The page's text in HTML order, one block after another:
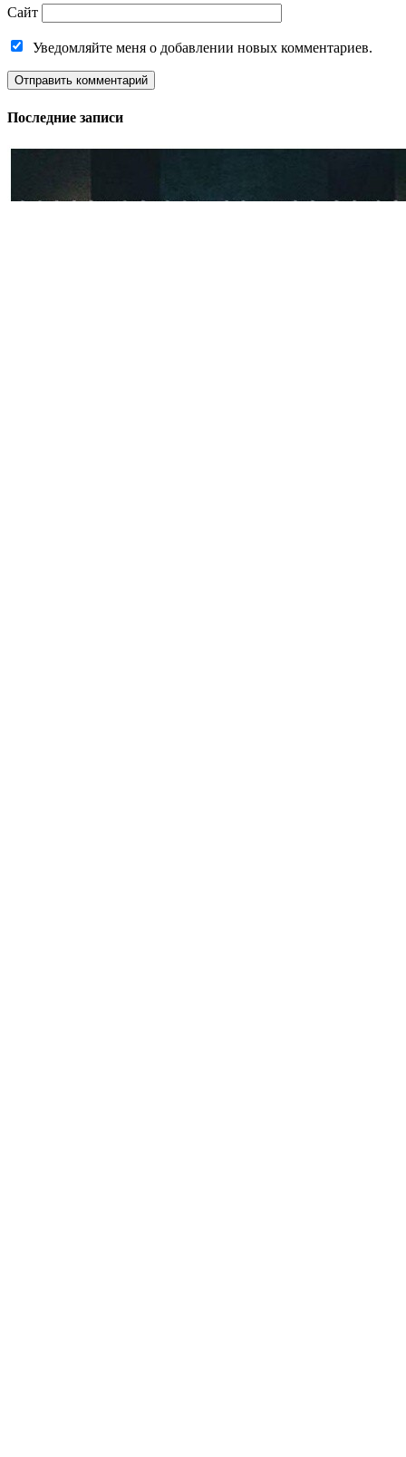
Сайт
Уведомляйте меня о добавлении новых комментариев.
Последние записи